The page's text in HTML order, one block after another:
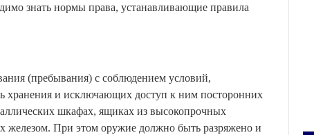
знать нормы права, устанавливающие правила
(пребывания) с соблюдением условий,
хранения и исключающих доступ к ним посторонних
шкафах, ящиках из высокопрочных
железом. При этом оружие должно быть разряжено и